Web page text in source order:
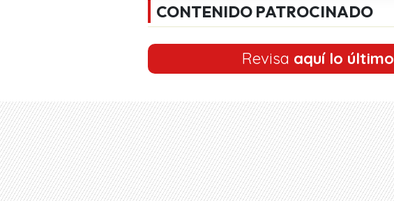
CONTENIDO PATROCINADO
Revisa aquí lo último